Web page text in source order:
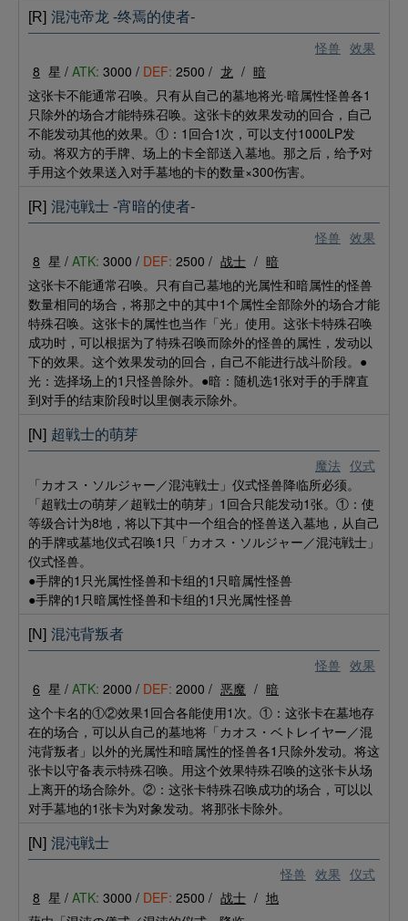
怪兽 效果
[R] 混沌帝龙 -终焉的使者-
8 星 / ATK: 3000 / DEF: 2500 / 龙 / 暗
这张卡不能通常召唤。只有从自己的墓地将光·暗属性怪兽各1
只除外的场合才能特殊召唤。这张卡的效果发动的回合，自己
不能发动其他的效果。①：1回合1次，可以支付1000LP发
动。将双方的手牌、场上的卡全部送入墓地。那之后，给予对
手用这个效果送入对手墓地的卡的数量×300伤害。
怪兽 效果
[R] 混沌戦士 -宵暗的使者-
8 星 / ATK: 3000 / DEF: 2500 / 战士 / 暗
这张卡不能通常召唤。只有自己墓地的光属性和暗属性的怪兽
数量相同的场合，将那之中的其中1个属性全部除外的场合才能
特殊召唤。这张卡的属性也当作「光」使用。这张卡特殊召唤
成功时，可以根据为了特殊召唤而除外的怪兽的属性，发动以
下的效果。这个效果发动的回合，自己不能进行战斗阶段。●
光：选择场上的1只怪兽除外。●暗：随机选1张对手的手牌直
到对手的结束阶段时以里侧表示除外。
魔法 仪式
[N] 超戦士的萌芽
「カオス・ソルジャー／混沌戦士」仪式怪兽降临所必须。
「超戦士の萌芽／超戦士的萌芽」1回合只能发动1张。①：使
等级合计为8地，将以下其中一个组合的怪兽送入墓地，从自己
的手牌或墓地仪式召唤1只「カオス・ソルジャー／混沌戦士」
仪式怪兽。
●手牌的1只光属性怪兽和卡组的1只暗属性怪兽
●手牌的1只暗属性怪兽和卡组的1只光属性怪兽
怪兽 效果
[N] 混沌背叛者
6 星 / ATK: 2000 / DEF: 2000 / 恶魔 / 暗
这个卡名的①②效果1回合各能使用1次。①：这张卡在墓地存
在的场合，可以从自己的墓地将「カオス・ベトレイヤー／混
沌背叛者」以外的光属性和暗属性的怪兽各1只除外发动。将这
张卡以守备表示特殊召唤。用这个效果特殊召唤的这张卡从场
上离开的场合除外。②：这张卡特殊召唤成功的场合，可以以
对手墓地的1张卡为对象发动。将那张卡除外。
怪兽 效果 仪式
[N] 混沌戦士
8 星 / ATK: 3000 / DEF: 2500 / 战士 / 地